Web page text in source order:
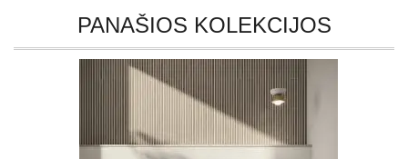
PANAŠIOS KOLEKCIJOS